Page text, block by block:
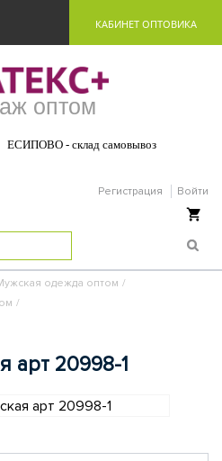
оптом
ЕСИПОВО - склад самовывоз
Регистрация Войти
КАБИНЕТ ОПТОВИКА
одежда оптом /
/
арт 20998-1